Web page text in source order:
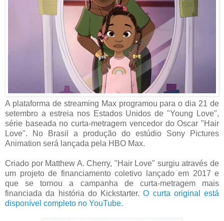
A plataforma de streaming Max programou para o dia 21 de
setembro a estreia nos Estados Unidos de "Young Love",
série baseada no curta-metragem vencedor do Oscar "Hair
Love". No Brasil a produção do estúdio Sony Pictures
Animation será lançada pela HBO Max.
Criado por Matthew A. Cherry, "Hair Love" surgiu através de
um projeto de financiamento coletivo lançado em 2017 e
que se tornou a campanha de curta-metragem mais
financiada da história do Kickstarter.O curta original está
disponível completo no YouTube.